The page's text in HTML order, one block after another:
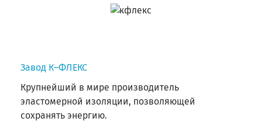
Завод К–ФЛЕКС
Крупнейший в мире производитель
эластомерной изоляции, позволяющей
сохранять энергию.